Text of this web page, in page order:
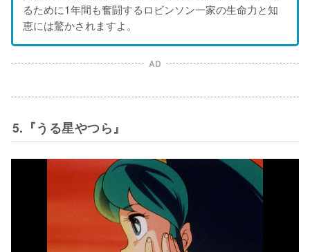
るために1年間も奮闘するロビンソン一家の生命力と知
恵には驚かされますよ。
AD
5.『うる星やつら』